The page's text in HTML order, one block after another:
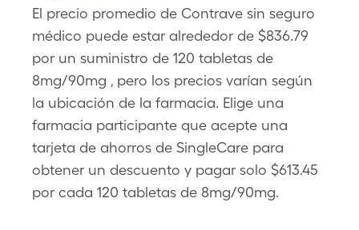
El precio promedio de Contrave sin seguro
médico puede estar alrededor de $836.79
por un suministro de 120 tabletas de
8mg/90mg , pero los precios varían según
la ubicación de la farmacia. Elige una
farmacia participante que acepte una
tarjeta de ahorros de SingleCare para
obtener un descuento y pagar solo $613.45
por cada 120 tabletas de 8mg/90mg.